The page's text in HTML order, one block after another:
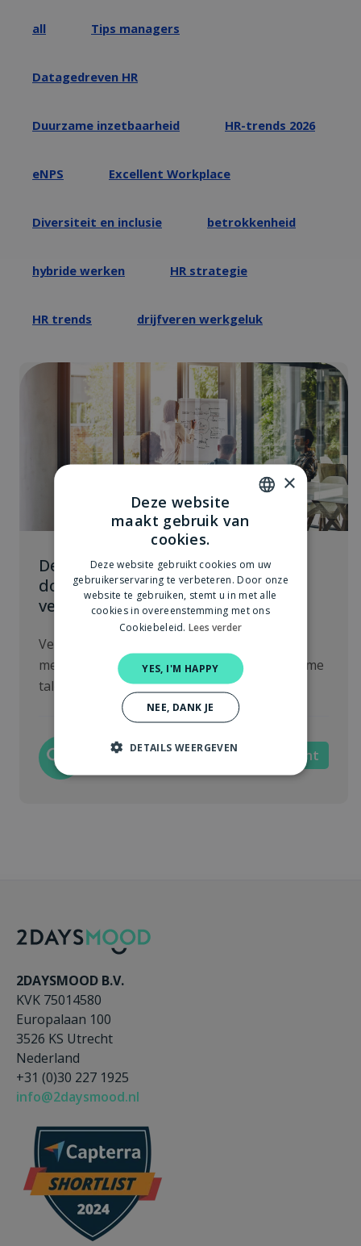
all Tips managers
Datagedreven HR
Duurzame inzetbaarheid HR-trends 2026
eNPS Excellent Workplace
Diversiteit en inclusie betrokkenheid
hybride werken HR strategie
HR trends drijfveren werkgeluk
De menselijke maat in het sociaal
domein: zo houd je medewerkers
veerkrachtig
Verbeter de productiviteit en het welzijn van
medewerkers in het sociaal domein met slimme
talentmanagement en realtime...
2DAYSMOODIES Veerkracht
2DAYSMOOD B.V.
KVK 75014580
Europalaan 100
3526 KS Utrecht
Nederland
+31 (0)30 227 1925
info@2daysmood.nl
DUTCH
×
Deze website
maakt gebruik van
cookies.
Deze website gebruikt cookies om uw
gebruikerservaring te verbeteren. Door onze
website te gebruiken, stemt u in met alle
cookies in overeenstemming met ons
Cookiebeleid. Lees verder
YES, I'M HAPPY
NEE, DANK JE
DETAILS WEERGEVEN